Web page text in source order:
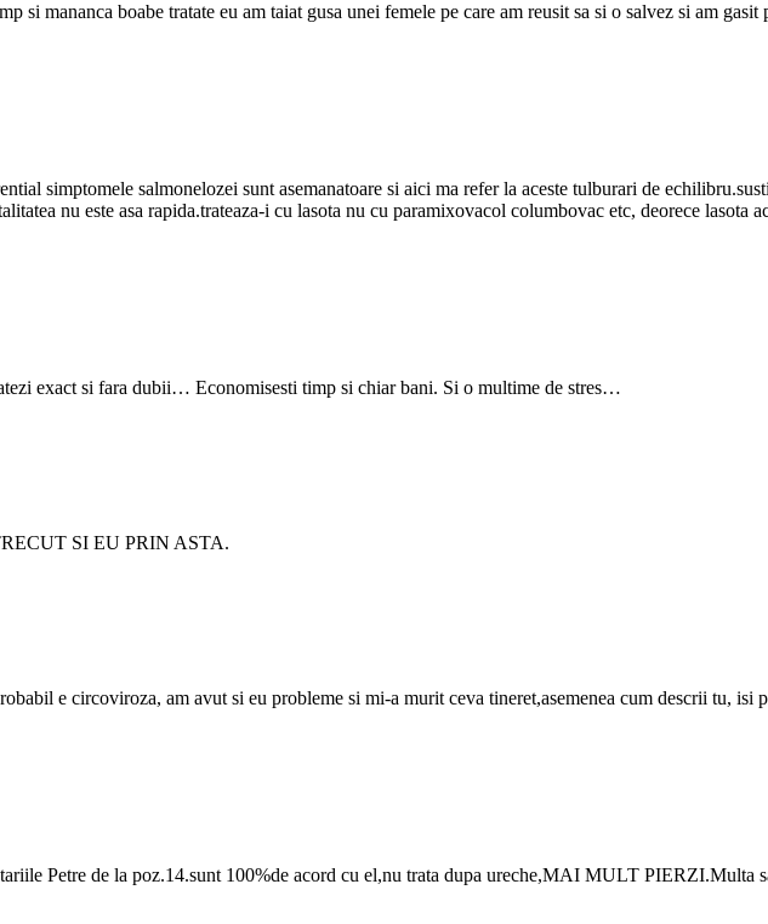
si mananca boabe tratate eu am taiat gusa unei femele pe care am reusit sa si o salvez si am gasit
simptomele salmonelozei sunt asemanatoare si aici ma refer la aceste tulburari de
nu este asa rapida.trateaza-i cu lasota nu cu paramixovacol columbovac etc, deorece lasota
exact si fara dubii… Economisesti timp si chiar bani. Si o multime de stres…
SI EU PRIN ASTA.
e circoviroza, am avut si eu probleme si mi-a murit ceva tineret,asemenea cum descrii tu, isi
Petre de la poz.14.sunt 100%de acord cu el,nu trata dupa ureche,MAI MULT PIERZI.Multa